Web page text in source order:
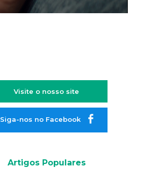
Visite o nosso site
Siga-nos no Facebook
Artigos Populares